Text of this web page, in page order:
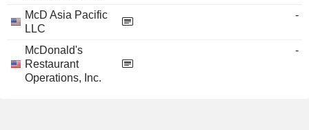
McD Asia Pacific
LLC
-
McDonald's
Restaurant
Operations, Inc.
-